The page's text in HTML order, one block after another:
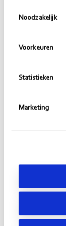
Noodzakelijk
Voorkeuren
Statistieken
Marketing
Welke
Mitchel: